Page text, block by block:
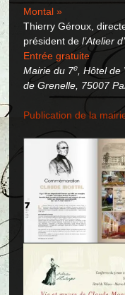
Montal »
Thierry Géroux,
président del’Atelier
Entrée gratuite
Mairie du 7e, Hôtel de
de Grenelle, 75007
Publication de la